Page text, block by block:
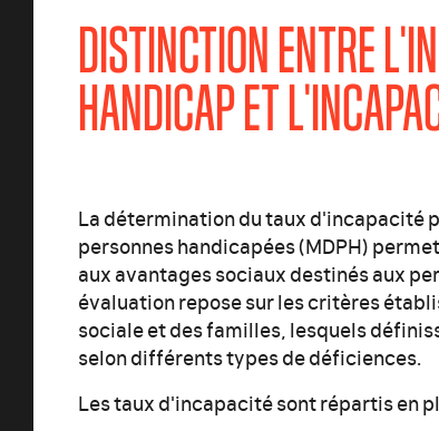
DISTINCTION ENTRE
HANDICAP ET
La détermination du taux d'incapacité
personnes handicapées (MDPH)
aux avantages sociaux destinés aux
évaluation repose sur les critères
sociale et des familles, lesquels
selon différents types de déficiences.
Les taux d'incapacité sont répartis en